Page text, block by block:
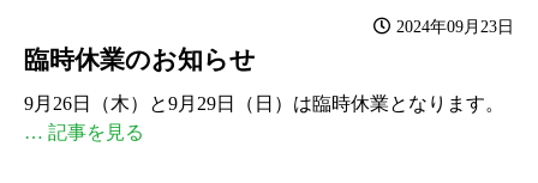
2024年09月23日
臨時休業のお知らせ
9月26日（木）と9月29日（日）は臨時休業となります。
… 記事を見る